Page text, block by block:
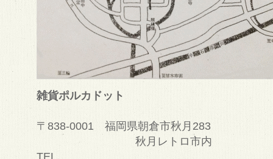
雑貨ポルカドット
〒838-0001 福岡県朝倉市秋月283
秋月レトロ市内
TEL.